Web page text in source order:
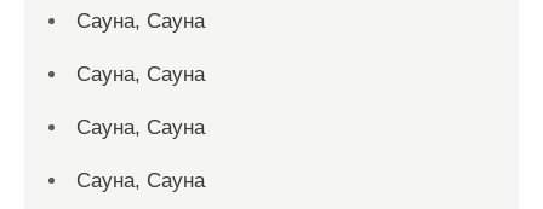
Сауна, Сауна
Сауна, Сауна
Сауна, Сауна
Сауна, Сауна